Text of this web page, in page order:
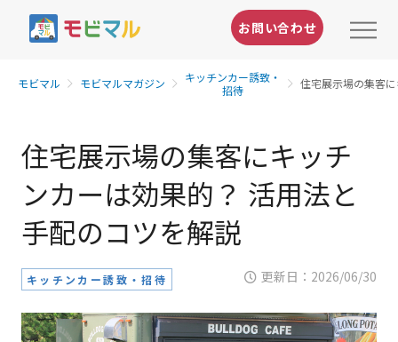
お問い合わせ
モビマル モビマルマガジン
キッチンカー誘致・
招待
住宅展示場の集客
住宅展示場の集客にキッチ
ンカーは効果的？ 活用法と
手配のコツを解説
キッチンカー誘致・招待 更新日： 2026/06/30